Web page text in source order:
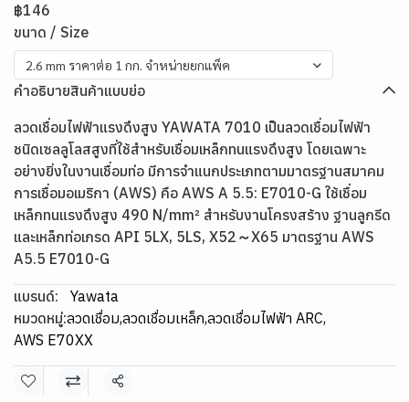
฿146
ขนาด / Size
2.6 mm ราคาต่อ 1 กก. จำหน่ายยกแพ็ค
คำอธิบายสินค้าแบบย่อ
ลวดเชื่อมไฟฟ้าแรงดึงสูง YAWATA 7010 เป็นลวดเชื่อมไฟฟ้า
ชนิดเซลลูโลสสูงที่ใช้สำหรับเชื่อมเหล็กทนแรงดึงสูง โดยเฉพาะ
อย่างยิ่งในงานเชื่อมท่อ มีการจำแนกประเภทตามมาตรฐานสมาคม
การเชื่อมอเมริกา (AWS) คือ AWS A 5.5: E7010-G ใช้เชื่อม
เหล็กทนแรงดึงสูง 490 N/mm² สำหรับงานโครงสร้าง ฐานลูกรีด
และเหล็กท่อเกรด API 5LX, 5LS, X52～X65 มาตรฐาน AWS
A5.5 E7010-G
แบรนด์:
Yawata
หมวดหมู่:ลวดเชื่อม,ลวดเชื่อมเหล็ก,ลวดเชื่อมไฟฟ้า ARC,
AWS E70XX
แชร์